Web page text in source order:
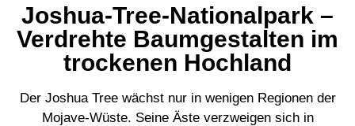
Joshua-Tree-Nationalpark –
Verdrehte Baumgestalten im
trockenen Hochland
Der Joshua Tree wächst nur in wenigen Regionen der
Mojave-Wüste. Seine Äste verzweigen sich in